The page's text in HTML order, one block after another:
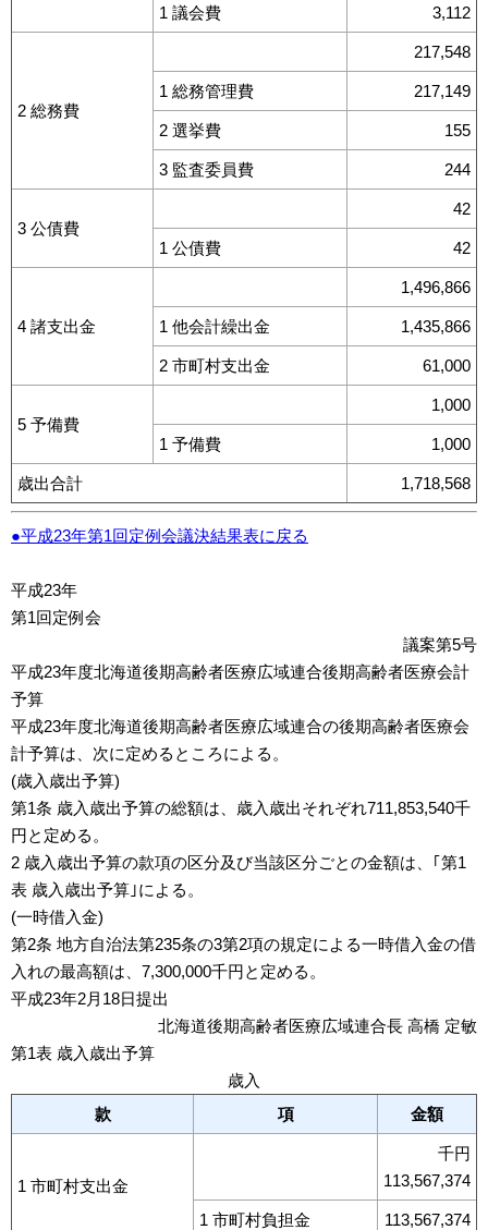
1 議会費 3,112
2 総務費
217,548
1 総務管理費 217,149
2 選挙費 155
3 監査委員費 244
3 公債費
42
1 公債費 42
4 諸支出金
1,496,866
1 他会計繰出金 1,435,866
2 市町村支出金 61,000
5 予備費
1,000
1 予備費 1,000
歳出合計 1,718,568
●平成23年第1回定例会議決結果表に戻る
平成23年
第1回定例会
議案第5号
平成23年度北海道後期高齢者医療広域連合後期高齢者医療会計
予算
平成23年度北海道後期高齢者医療広域連合の後期高齢者医療会
計予算は、次に定めるところによる。
(歳入歳出予算)
第1条 歳入歳出予算の総額は、歳入歳出それぞれ711,853,540千
円と定める。
2 歳入歳出予算の款項の区分及び当該区分ごとの金額は、｢第1
表 歳入歳出予算｣による。
(一時借入金)
第2条 地方自治法第235条の3第2項の規定による一時借入金の借
入れの最高額は、7,300,000千円と定める。
平成23年2月18日提出
北海道後期高齢者医療広域連合長 高橋 定敏
第1表 歳入歳出予算
歳入
款
項 金額
1 市町村支出金
千円
113,567,374
1 市町村負担金 113,567,374